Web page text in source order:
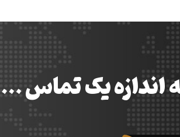
اندازه یک تماس …